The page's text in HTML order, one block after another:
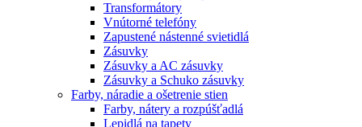
Transformátory
Vnútorné telefóny
Zapustené nástenné svietidlá
Zásuvky
Zásuvky a AC zásuvky
Zásuvky a Schuko zásuvky
Farby, náradie a ošetrenie stien
Farby, nátery a rozpúšťadlá
Lepidlá na tapety